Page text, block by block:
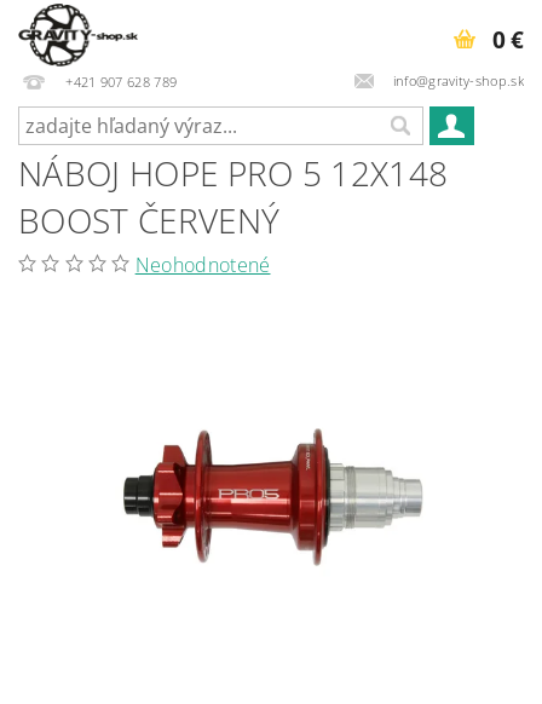
+421 907 628 789 info@gravity-shop.sk
0 €
NÁBOJ HOPE PRO 5 12X148
BOOST ČERVENÝ
Neohodnotené